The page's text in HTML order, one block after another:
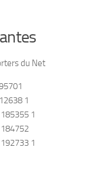
du Net